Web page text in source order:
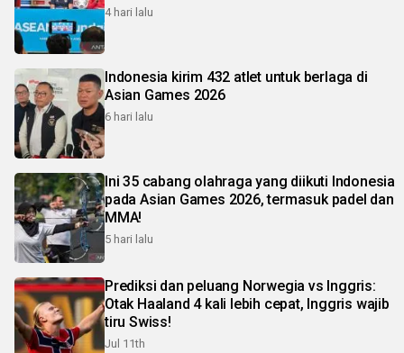
4 hari lalu
Indonesia kirim 432 atlet untuk berlaga di
Asian Games 2026
6 hari lalu
Ini 35 cabang olahraga yang diikuti Indonesia
pada Asian Games 2026, termasuk padel dan
MMA!
5 hari lalu
Prediksi dan peluang Norwegia vs Inggris:
Otak Haaland 4 kali lebih cepat, Inggris wajib
tiru Swiss!
Jul 11th